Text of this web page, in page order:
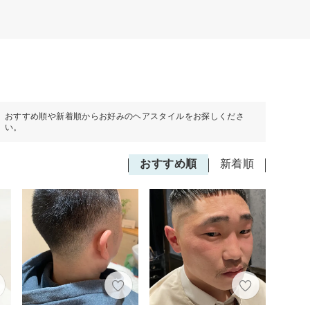
おすすめ順や新着順からお好みのヘアスタイルをお探しくださ
い。
おすすめ順 新着順